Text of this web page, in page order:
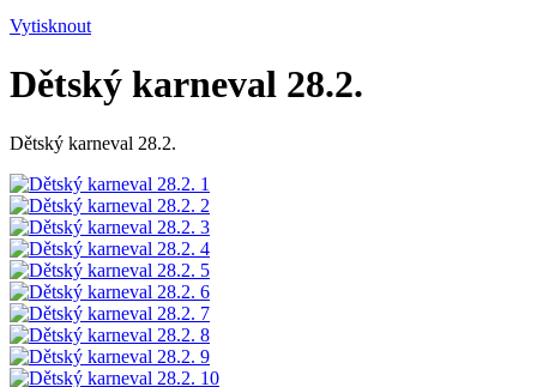
Vytisknout
Dětský karneval 28.2.
Dětský karneval 28.2.